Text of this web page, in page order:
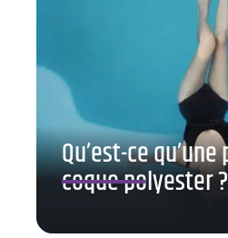
Qu’est-ce
coque polyester ?